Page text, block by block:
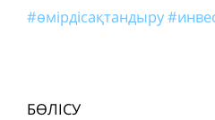
#өмірдісақтандыру
БӨЛІСУ